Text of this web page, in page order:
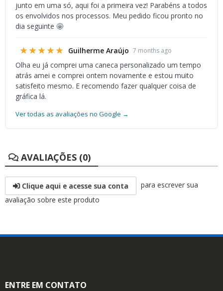
junto em uma só, aqui foi a primeira vez! Parabéns a todos
os envolvidos nos processos. Meu pedido ficou pronto no
dia seguinte 🤩
★★★★★ Guilherme Araújo 7 months ago
Olha eu já comprei uma caneca personalizado um tempo
atrás amei e comprei ontem novamente e estou muito
satisfeito mesmo. E recomendo fazer qualquer coisa de
gráfica lá.
Ver todas as avaliações no Google →
AVALIAÇÕES (0)
Clique aqui e acesse sua conta
para escrever sua
avaliação sobre este produto
ENTRE EM CONTATO